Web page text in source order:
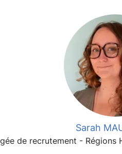
Sarah
de recrutement - Régions